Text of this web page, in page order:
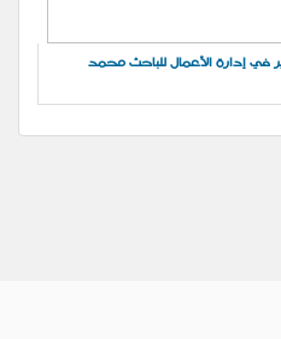
في إدارة الأعمال للباحث محمد